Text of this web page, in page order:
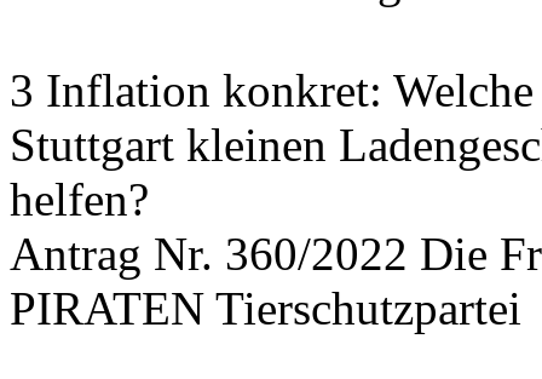
3 Inflation konkret:
Stuttgart kleinen
helfen?
Antrag Nr. 360/2022 Die
PIRATEN Tierschutzpartei